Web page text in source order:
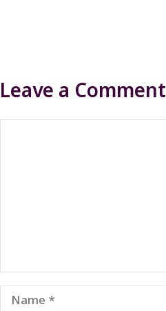
Leave a Comment
Name